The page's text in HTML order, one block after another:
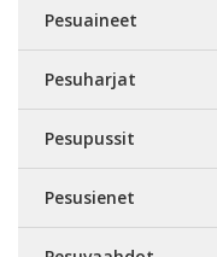
Pesuaineet
Pesuharjat
Pesupussit
Pesusienet